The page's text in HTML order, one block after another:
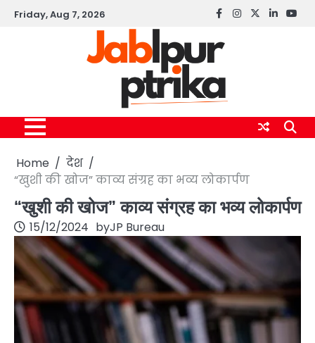
SkipFriday, Aug 7, 2026 Facebook
instagram
twitterlinkedin
Home
देश
“खुशी की खोज” काव्य संग्रह का भव्य लोकार्पण
“खुशी की खोज” काव्य संग्रह का भव्य लोकार्पण
15/12/2024 byJP Bureau